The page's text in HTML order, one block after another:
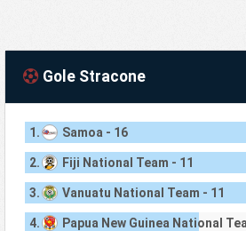
Gole Stracone
1. Samoa - 16
2. Fiji National Team - 11
3. Vanuatu National Team - 11
4. Papua New Guinea National